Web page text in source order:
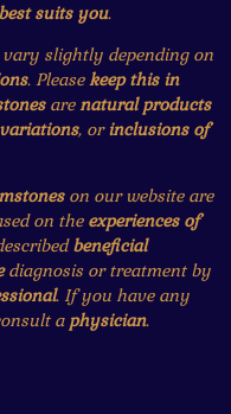
best suits you.
slightly depending on
. Pleasekeep this in
arenatural products
, orinclusions of
on our website are
on the experiences of
beneficial
diagnosis or treatment by
. If you have any
a physician.